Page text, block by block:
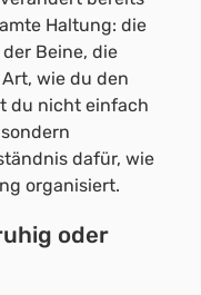
Haltung: die
Beine, die
wie du den
du nicht einfach
dafür, wie
organisiert.
oder